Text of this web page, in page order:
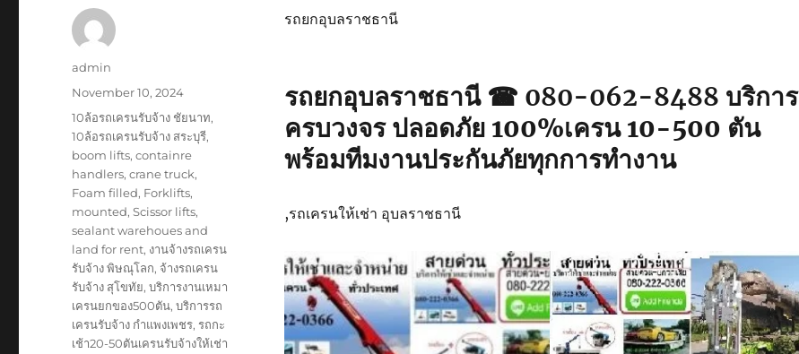
รถยกอุบลราชธานี
รถยกอุบลราชธานี ☎ 080-062-8488 บริการ
ครบวงจร ปลอดภัย 100%เครน 10-500 ตัน
พร้อมทีมงานประกันภัยทุกการทำงาน
,รถเครนให้เช่า อุบลราชธานี
Author
admin
Posted
November 10, 2024
Tags
10ล้อรถเครนรับจ้าง ชัยนาท,
10ล้อรถเครนรับจ้าง สระบุรี,
boom lifts,containre
handlers,crane truck,
Foam filled, Forklifts,
mounted,Scissor lifts,
sealant warehoues and
land for rent, งานจ้างรถเครน
รับจ้าง พิษณุโลก, จ้างรถเครน
รับจ้าง สุโขทัย,บริการงานเหมา
เครนยกของ500ตัน,บริการรถ
เครนรับจ้าง กำแพงเพชร,รถกะ
เช้า20-50ตันเครนรับจ้างให้เช่า